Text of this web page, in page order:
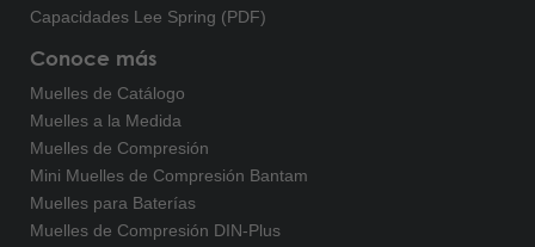
Capacidades Lee Spring (PDF)
Conoce más
Muelles de Catálogo
Muelles a la Medida
Muelles de Compresión
Mini Muelles de Compresión Bantam
Muelles para Baterías
Muelles de Compresión DIN-Plus